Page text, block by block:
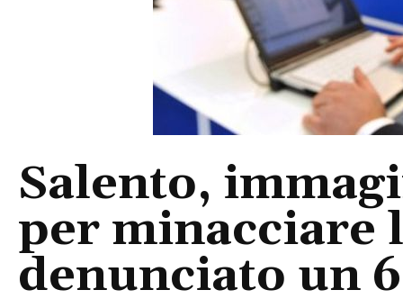
Salento,
per minacciare
denunciato un